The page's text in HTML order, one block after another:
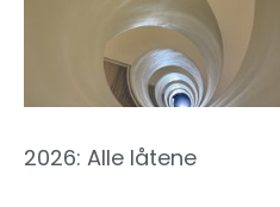
2026: Alle låtene